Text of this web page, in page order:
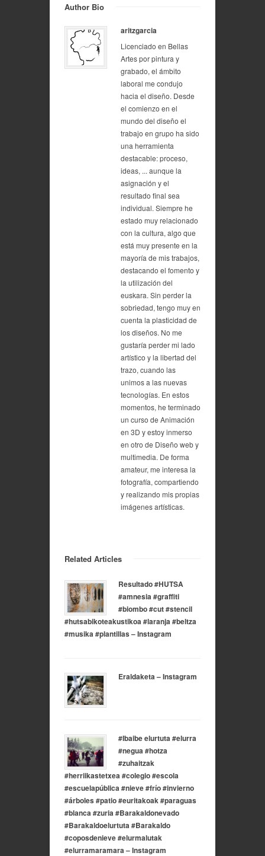
Author Bio
aritzgarcia
Licenciado en Bellas
Artes por pintura y
grabado, el ámbito
laboral me condujo
hacia el diseño. Desde
el comienzo en el
mundo del diseño el
trabajo en grupo ha sido
una herramienta
destacable: proceso,
ideas, ... aunque la
asignación y el
resultado final sea
individual. Siempre he
estado muy relacionado
con la cultura, algo que
está muy presente en la
mayoría de mis trabajos,
destacando el fomento y
la utilización del
euskara. Sin perder la
sobriedad, tengo muy en
cuenta la plasticidad de
los diseños. No me
gustaría perder mi lado
artístico y la libertad del
trazo, cuando las
unimos a las nuevas
tecnologías. En estos
momentos, he terminado
un curso de Animación
en 3D y estoy inmerso
en otro de Diseño web y
multimedia. De forma
amateur, me interesa la
fotografía, compartiendo
y realizando mis propias
imágenes artísticas.
Related Articles
Resultado #HUTSA
#amnesia #graffiti
#biombo #cut #stencil
#hutsabikoteakustikoa #laranja #beltza
#musika #plantillas – Instagram
Eraldaketa – Instagram
#Ibaibe elurtuta #elurra
#negua #hotza
#zuhaitzak
#herriikastetxea #colegio #escola
#escuelapública #nieve #frío #invierno
#árboles #patio #euritakoak #paraguas
#blanca #zuria #Barakaldonevado
#Barakaldoelurtuta #Barakaldo
#coposdenieve #elurmalutak
#elurramaramara – Instagram